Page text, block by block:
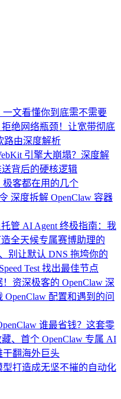
文看懂你到底需不需要
拒绝网络瓶颈！让宽带彻底
路由深度解析
引擎大崩塌？深度解
送背后的硬核逻辑
客都在用的几个
深度拆解 OpenClaw 容器
管 AI Agent 终极指南：我
全天候专属赛博助理的
别让默认 DNS 拖垮你的
Test 找出最佳节点
资深极客的 OpenClaw 深
配置和遇到的问
谁最省钱？这套零
、首个 OpenClaw 专属 AI
干翻海外巨头
打造成无坚不摧的自动化